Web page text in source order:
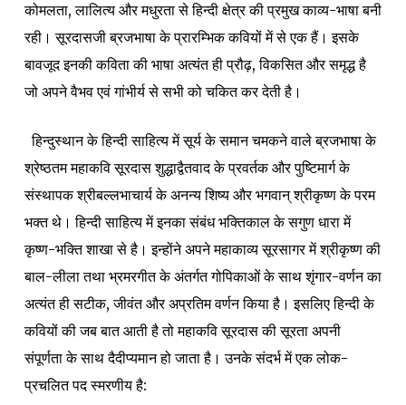
कोमलता, लालित्य और मधुरता से हिन्दी क्षेत्र की प्रमुख काव्य-भाषा बनी
रही। सूरदासजी ब्रजभाषा के प्रारम्भिक कवियों में से एक हैं। इसके
बावजूद इनकी कविता की भाषा अत्यंत ही प्रौढ़, विकसित और समृद्ध है
जो अपने वैभव एवं गांभीर्य से सभी को चकित कर देती है।
हिन्दुस्थान के हिन्दी साहित्य में सूर्य के समान चमकने वाले ब्रजभाषा के
श्रेष्ठतम महाकवि सूरदास शुद्धाद्वैतवाद के प्रवर्तक और पुष्टिमार्ग के
संस्थापक श्रीबल्लभाचार्य के अनन्य शिष्य और भगवान् श्रीकृष्ण के परम
भक्त थे। हिन्दी साहित्य में इनका संबंध भक्तिकाल के सगुण धारा में
कृष्ण-भक्ति शाखा से है। इन्होंने अपने महाकाव्य सूरसागर में श्रीकृष्ण की
बाल-लीला तथा भ्रमरगीत के अंतर्गत गोपिकाओं के साथ शृंगार-वर्णन का
अत्यंत ही सटीक, जीवंत और अप्रतिम वर्णन किया है। इसलिए हिन्दी के
कवियों की जब बात आती है तो महाकवि सूरदास की सूरता अपनी
संपूर्णता के साथ दैदीप्यमान हो जाता है। उनके संदर्भ में एक लोक-
प्रचलित पद स्मरणीय है: